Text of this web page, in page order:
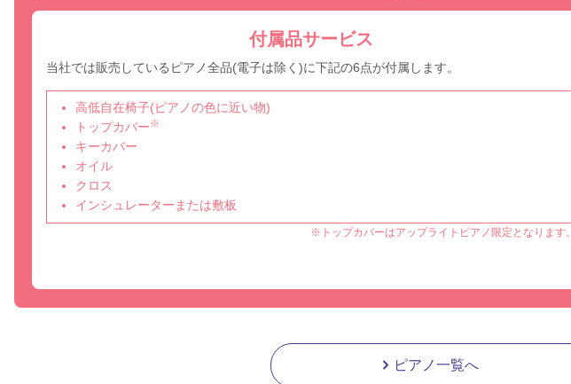
付属品サービス
当社では販売しているピアノ全品(電子は除く)に下記の6点が付属します。
高低自在椅子(ピアノの色に近い物)
トップカバー※
キーカバー
オイル
クロス
インシュレーターまたは敷板
※トップカバーはアップライトピアノ限定となります。
ピアノ一覧へ